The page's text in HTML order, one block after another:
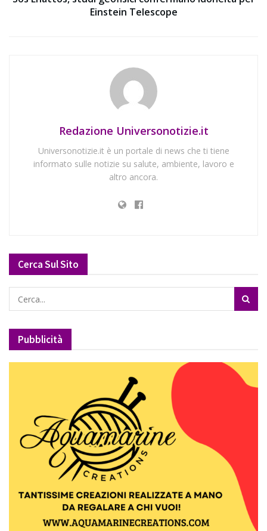
Einstein Telescope
Redazione Universonotizie.it
Universonotizie.it è un portale di news che ti tiene
informato sulle notizie su salute, ambiente, lavoro e
altro ancora.
Cerca Sul Sito
Pubblicità